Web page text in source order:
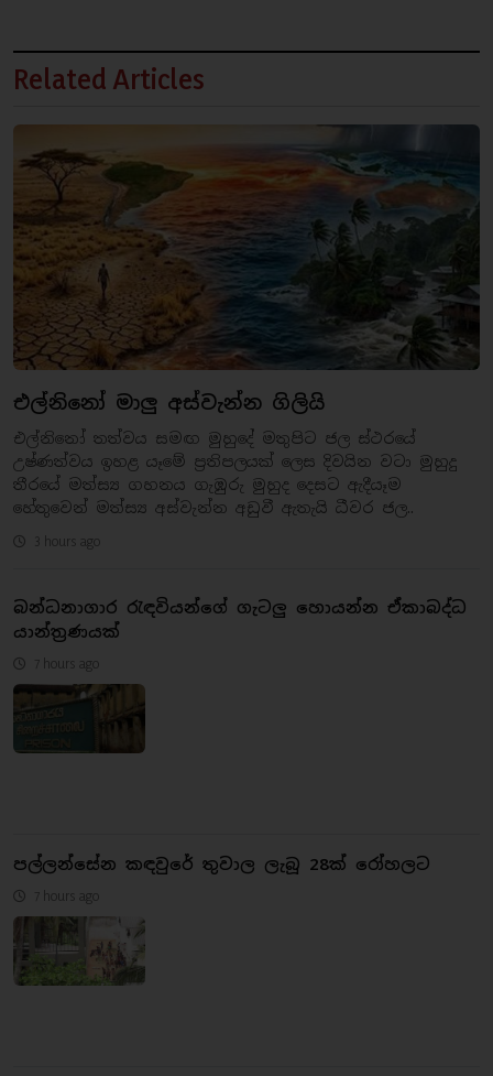
Related Articles
එල්නිනෝ මාලු අස්වැන්න ගිලියි
එල්නිනෝ තත්වය සමඟ මුහුදේ මතුපිට ජල ස්ථරයේ
උෂ්ණත්වය ඉහළ යෑමේ ප්‍රතිපලයක් ලෙස දිවයින වටා මුහුදු
තීරයේ මත්ස්‍ය ගහනය ගැඹුරු මුහුද දෙසට ඇදීයෑම
හේතුවෙන් මත්ස්‍ය අස්වැන්න අඩුවී ඇතැයි ධීවර ජල..
3 hours ago
බන්ධනාගාර රැඳවියන්ගේ ගැටලු හොයන්න ඒකාබද්ධ
යාන්ත්‍රණයක්
7 hours ago
පල්ලන්සේන කඳවුරේ තුවාල ලැබූ 28ක් රෝහලට
7 hours ago